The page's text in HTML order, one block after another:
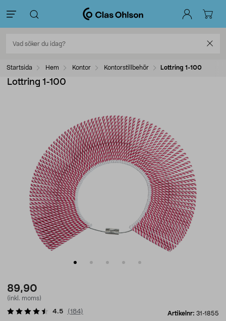
Startsida Hem Kontor Kontorstillbehör Lottring 1-100
Lottring 1-100
89,90
(inkl. moms)
Artikelnr: 31-1855
4.5 (184)